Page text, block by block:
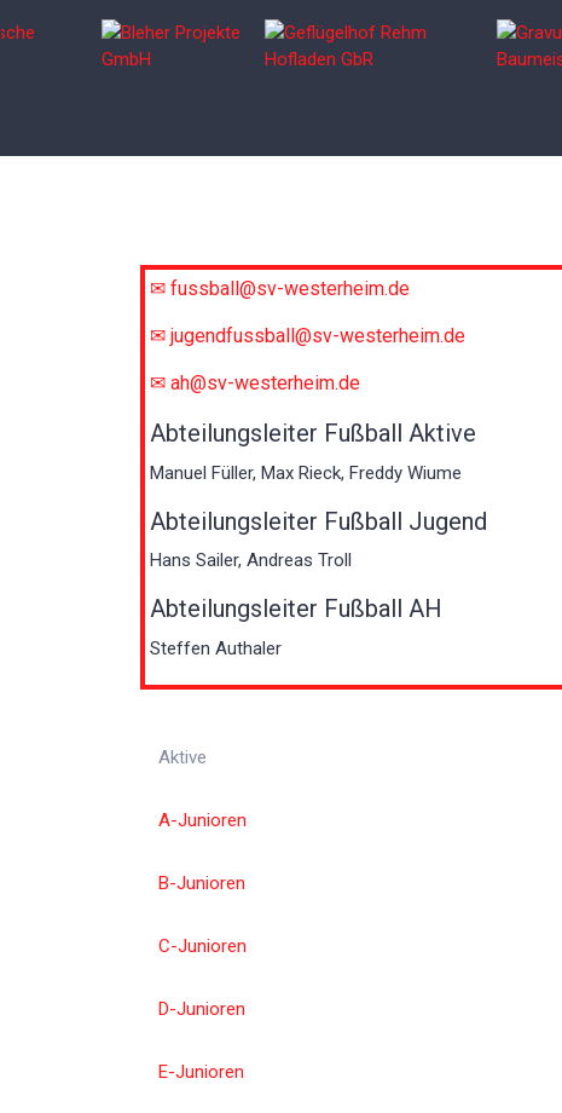
✉ fussball@sv-westerheim.de
✉ jugendfussball@sv-westerheim.de
✉ ah@sv-westerheim.de
Abteilungsleiter Fußball Aktive
Manuel Füller, Max Rieck, Freddy Wiume
Abteilungsleiter Fußball Jugend
Hans Sailer, Andreas Troll
Abteilungsleiter Fußball AH
Steffen Authaler
Aktive
A-Junioren
B-Junioren
C-Junioren
D-Junioren
E-Junioren